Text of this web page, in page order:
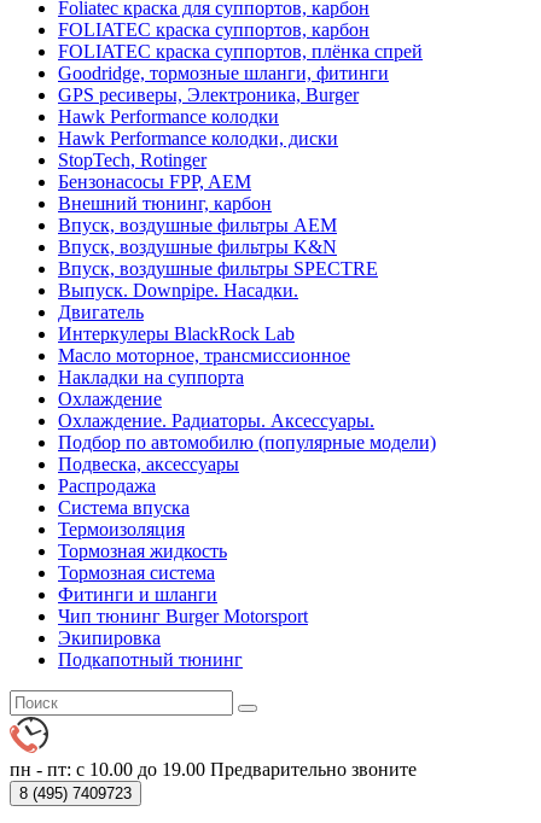
Foliatec краска для суппортов, карбон
FOLIATEC краска суппортов, карбон
FOLIATEC краска суппортов, плёнка спрей
Goodridge, тормозные шланги, фитинги
GPS ресиверы, Электроника, Burger
Hawk Performance колодки
Hawk Performance колодки, диски
StopTech, Rotinger
Бензонасосы FPP, AEM
Внешний тюнинг, карбон
Впуск, воздушные фильтры AEM
Впуск, воздушные фильтры K&N
Впуск, воздушные фильтры SPECTRE
Выпуск. Downpipe. Насадки.
Двигатель
Интеркулеры BlackRock Lab
Масло моторное, трансмиссионное
Накладки на суппорта
Охлаждение
Охлаждение. Радиаторы. Аксессуары.
Подбор по автомобилю (популярные модели)
Подвеска, аксессуары
Распродажа
Система впуска
Термоизоляция
Тормозная жидкость
Тормозная система
Фитинги и шланги
Чип тюнинг Burger Motorsport
Экипировка
Подкапотный тюнинг
пн - пт: с 10.00 до 19.00 Предварительно звоните
8 (495) 7409723